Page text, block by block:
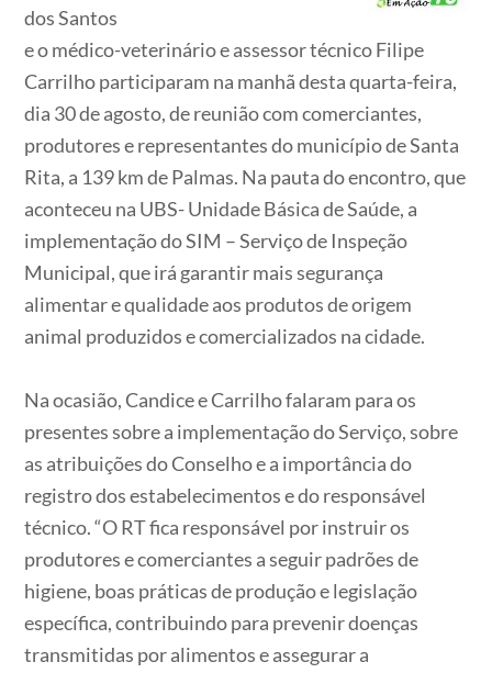
dos Santos
e o médico-veterinário e assessor técnico Filipe
Carrilho participaram na manhã desta quarta-feira,
dia 30 de agosto, de reunião com comerciantes,
produtores e representantes do município de Santa
Rita, a 139 km de Palmas. Na pauta do encontro, que
aconteceu na UBS- Unidade Básica de Saúde, a
implementação do SIM – Serviço de Inspeção
Municipal, que irá garantir mais segurança
alimentar e qualidade aos produtos de origem
animal produzidos e comercializados na cidade.
Na ocasião, Candice e Carrilho falaram para os
presentes sobre a implementação do Serviço, sobre
as atribuições do Conselho e a importância do
registro dos estabelecimentos e do responsável
técnico. “O RT fica responsável por instruir os
produtores e comerciantes a seguir padrões de
higiene, boas práticas de produção e legislação
específica, contribuindo para prevenir doenças
transmitidas por alimentos e assegurar a